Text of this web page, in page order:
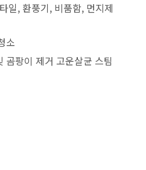
일, 환풍기, 비품함, 먼지제
소
곰팡이 제거 고운살균 스팀